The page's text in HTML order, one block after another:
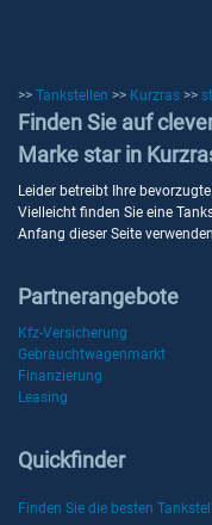
>> Tankstellen >> Kurzras >>
Finden Sie auf
Marke star in
Leider betreibt Ihre
Vielleicht finden Sie eine
Anfang dieser Seite
Partnerangebote
Kfz-Versicherung
Gebrauchtwagenmarkt
Finanzierung
Leasing
Quickfinder
Finden Sie die besten